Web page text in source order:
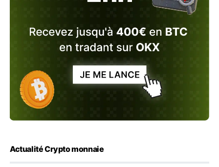
Actualité Crypto monnaie